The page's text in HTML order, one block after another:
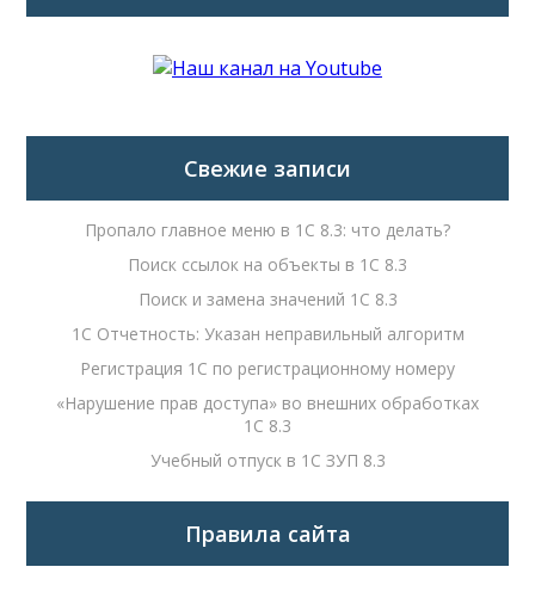
Свежие записи
Пропало главное меню в 1С 8.3: что делать?
Поиск ссылок на объекты в 1С 8.3
Поиск и замена значений 1С 8.3
1С Отчетность: Указан неправильный алгоритм
Регистрация 1С по регистрационному номеру
«Нарушение прав доступа» во внешних обработках
1С 8.3
Учебный отпуск в 1С ЗУП 8.3
Правила сайта